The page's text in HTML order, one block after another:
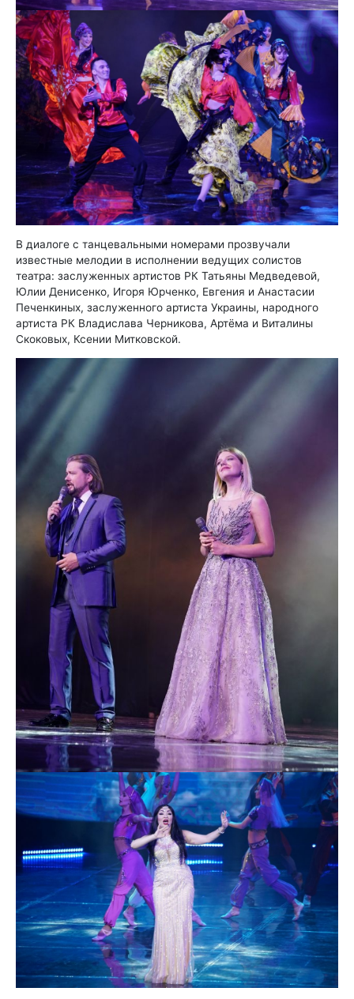
В диалоге с танцевальными номерами прозвучали
известные мелодии в исполнении ведущих солистов
театра: заслуженных артистов РК Татьяны Медведевой,
Юлии Денисенко, Игоря Юрченко, Евгения и Анастасии
Печенкиных, заслуженного артиста Украины, народного
артиста РК Владислава Черникова, Артёма и Виталины
Скоковых, Ксении Митковской.